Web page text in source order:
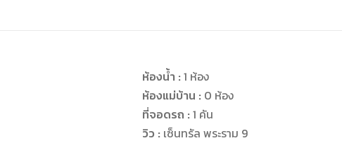
ห้องน้ำ :1 ห้อง
ห้องแม่บ้าน : 0 ห้อง
ที่จอดรถ :1 คัน
วิว : เซ็นทรัล พระราม 9